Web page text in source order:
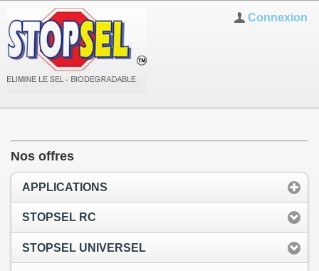
Connexion
Nos offres
APPLICATIONS
STOPSEL RC
STOPSEL UNIVERSEL